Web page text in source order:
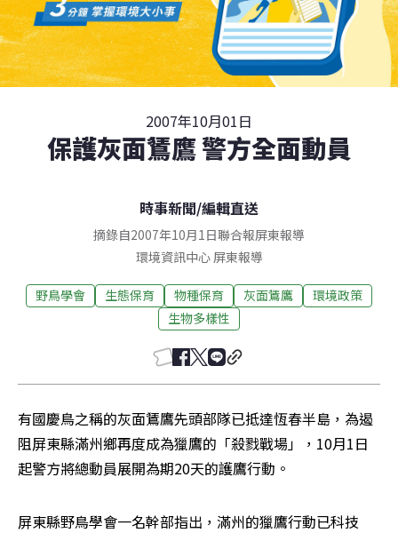
2007年10月01日
保護灰面鵟鷹 警方全面動員
時事新聞/編輯直送
摘錄自2007年10月1日聯合報屏東報導
環境資訊中心 屏東報導
野鳥學會 生態保育 物種保育 灰面鵟鷹
環境政策
生物多樣性
有國慶鳥之稱的灰面鵟鷹先頭部隊已抵達恆春半島，為遏
阻屏東縣滿州鄉再度成為獵鷹的「殺戮戰場」，10月1日
起警方將總動員展開為期20天的護鷹行動。
屏東縣野鳥學會一名幹部指出，滿州的獵鷹行動已科技